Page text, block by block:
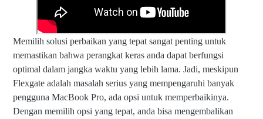
Memilih solusi perbaikan yang tepat sangat penting untuk
memastikan bahwa perangkat keras anda dapat berfungsi
optimal dalam jangka waktu yang lebih lama. Jadi, meskipun
Flexgate adalah masalah serius yang mempengaruhi banyak
pengguna MacBook Pro, ada opsi untuk memperbaikinya.
Dengan memilih opsi yang tepat, anda bisa mengembalikan